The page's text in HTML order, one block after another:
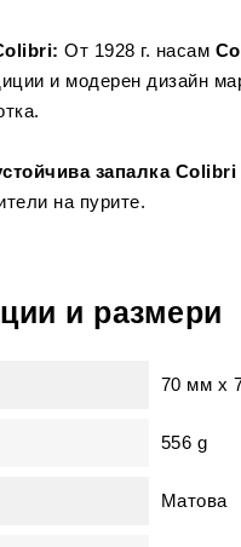
От 1928 г. насам
и модерен дизайн
запалка
на пурите.
и размери
70 мм x
556 g
Матова